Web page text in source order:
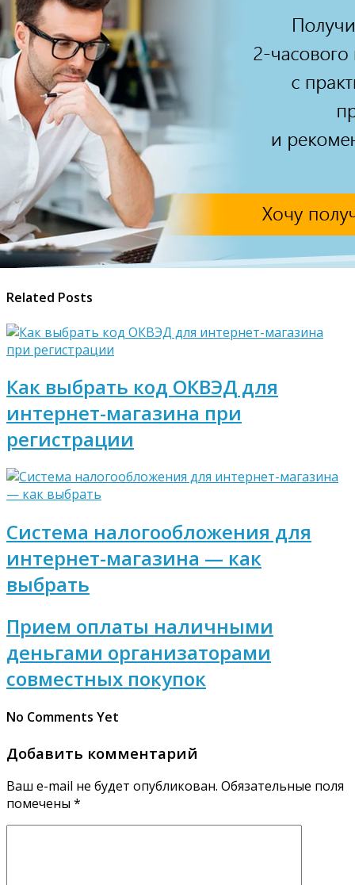
Related Posts
Как выбрать код ОКВЭД для
интернет-магазина при
регистрации
Система налогообложения для
интернет-магазина — как
выбрать
Прием оплаты наличными
деньгами организаторами
совместных покупок
No Comments Yet
Добавить комментарий
Ваш e-mail не будет опубликован. Обязательные поля
помечены *